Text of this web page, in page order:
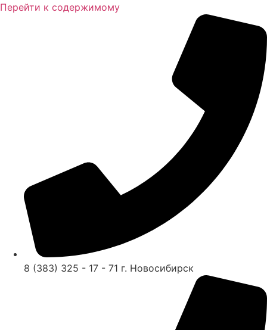
Перейти к содержимому
8 (383) 325 - 17 - 71 г. Новосибирск